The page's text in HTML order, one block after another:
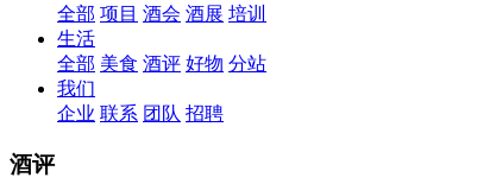
全部 项目 酒会 酒展 培训
生活
全部 美食 酒评 好物 分站
我们
企业 联系 团队 招聘
酒评